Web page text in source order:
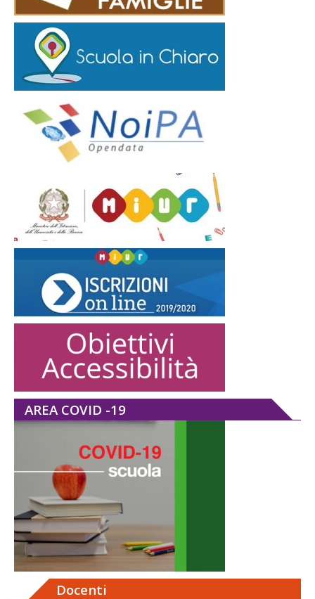
AREA COVID -19
Docenti